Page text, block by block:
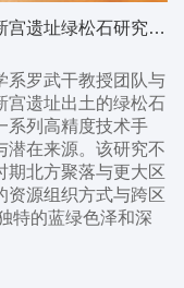
国科大考古系教授罗武干团队在北京新宫遗址绿松石研究中取得新进展
系罗武干教授团队与
宫遗址出土的绿松石
系列高精度技术手
潜在来源。该研究不
期北方聚落与更大区
资源组织方式与跨区
特的蓝绿色泽和深